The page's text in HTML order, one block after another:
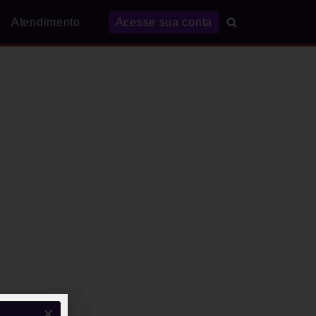
Atendimento Acesse sua conta